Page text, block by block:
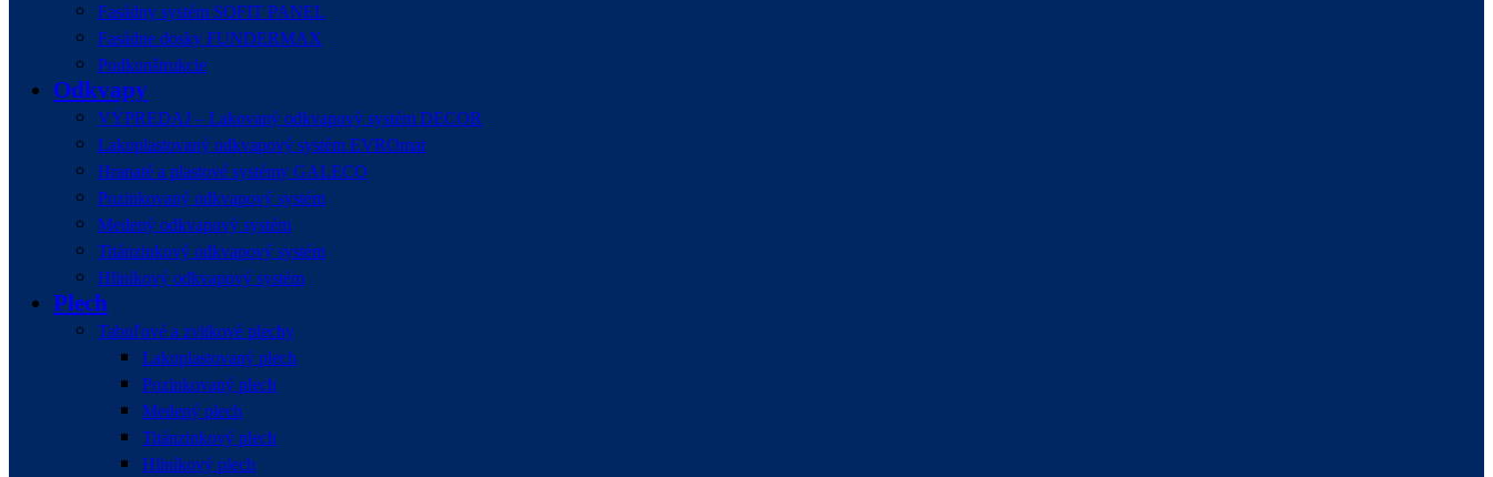
Fasádny systém SOFIT PANEL
Fasádne dosky FUNDERMAX
Podkonštrukcie
Odkvapy
VÝPREDAJ – Lakovaný odkvapový systém DECOR
Lakoplastovaný odkvapový systém EVROmat
Hranaté a plastové systémy GALECO
Pozinkovaný odkvapový systém
Medený odkvapový systém
Titánzinkový odkvapový systém
Hliníkový odkvapový systém
Plech
Tabuľové a zvitkové plechy
Lakoplastovaný plech
Pozinkovaný plech
Medený plech
Titánzinkový plech
Hliníkový plech